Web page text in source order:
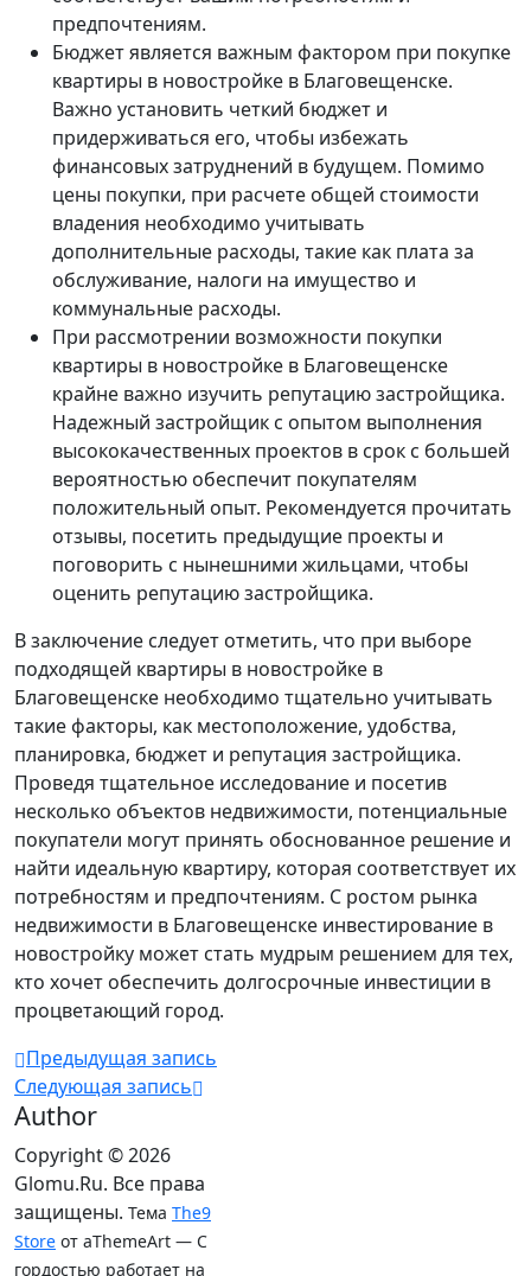
предпочтениям.
Бюджет является важным фактором при покупке
квартиры в новостройке в Благовещенске.
Важно установить четкий бюджет и
придерживаться его, чтобы избежать
финансовых затруднений в будущем. Помимо
цены покупки, при расчете общей стоимости
владения необходимо учитывать
дополнительные расходы, такие как плата за
обслуживание, налоги на имущество и
коммунальные расходы.
При рассмотрении возможности покупки
квартиры в новостройке в Благовещенске
крайне важно изучить репутацию застройщика.
Надежный застройщик с опытом выполнения
высококачественных проектов в срок с большей
вероятностью обеспечит покупателям
положительный опыт. Рекомендуется прочитать
отзывы, посетить предыдущие проекты и
поговорить с нынешними жильцами, чтобы
оценить репутацию застройщика.
В заключение следует отметить, что при выборе
подходящей квартиры в новостройке в
Благовещенске необходимо тщательно учитывать
такие факторы, как местоположение, удобства,
планировка, бюджет и репутация застройщика.
Проведя тщательное исследование и посетив
несколько объектов недвижимости, потенциальные
покупатели могут принять обоснованное решение и
найти идеальную квартиру, которая соответствует их
потребностям и предпочтениям. С ростом рынка
недвижимости в Благовещенске инвестирование в
новостройку может стать мудрым решением для тех,
кто хочет обеспечить долгосрочные инвестиции в
процветающий город.
Предыдущая запись
Следующая запись
Author
Copyright © 2026
Glomu.Ru. Все права
защищены. Тема The9
Store от aThemeArt — С
гордостью работает на